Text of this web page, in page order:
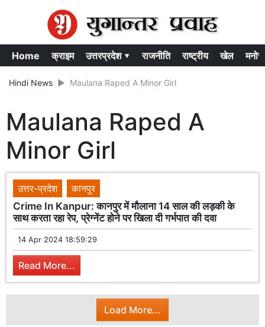
Home क्राइम उत्तरप्रदेश ▾ राजनीति राष्ट्रीय खेल
Hindi News Maulana Raped A Minor Girl
Maulana Raped A
Minor Girl
उत्तर-प्रदेश
कानपुर
Crime In Kanpur: कानपुर में मौलाना 14 साल की लड़की के
साथ करता रहा रेप, प्रेग्नेंट होने पर खिला दी गर्भपात की दवा
14 Apr 2024 18:59:29
Read More...
Load More...